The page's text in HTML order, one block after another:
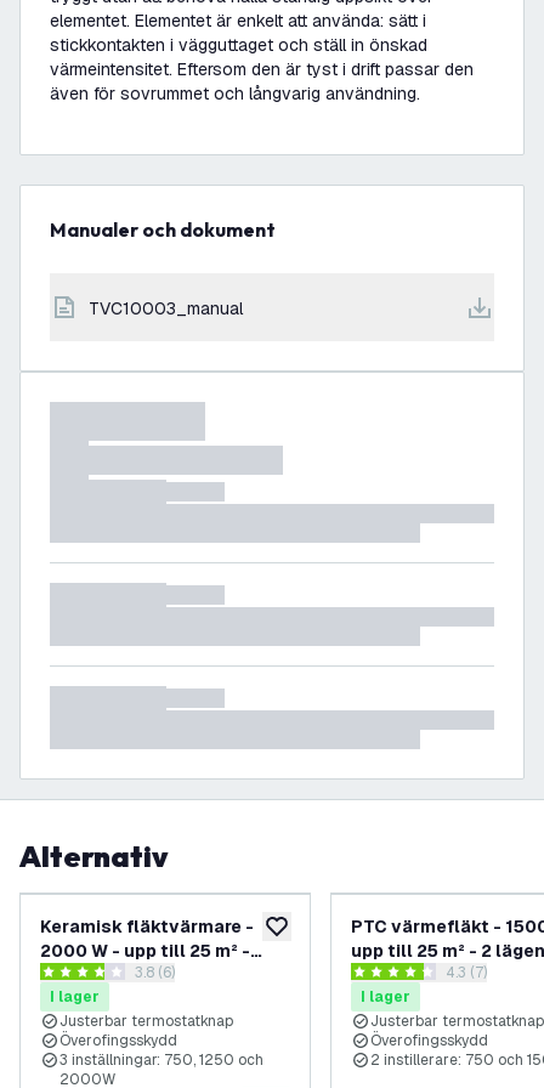
elementet. Elementet är enkelt att använda: sätt i
stickkontakten i vägguttaget och ställ in önskad
värmeintensitet. Eftersom den är tyst i drift passar den
även för sovrummet och långvarig användning.
Manualer och dokument
TVC10003_manual
Alternativ
lägg till i önskelistan
Keramisk fläktvärmare -
2000 W - upp till 25 m² -
Svart - 3 lägenöppna recensionspanel
3.8 stjärnbetyg3.8 (6)
I lager
Justerbar termostatknap
Överofingsskydd
3 inställningar: 750, 1250 och
2000W
PTC värmefläkt -
upp till 25 m² - 2
Elektrisk värme
öppna
4.3 stjärnbetyg4.3 (7)
I lager
Justerbar termostatknap
Överofingsskydd
2 instillerare: 750 och